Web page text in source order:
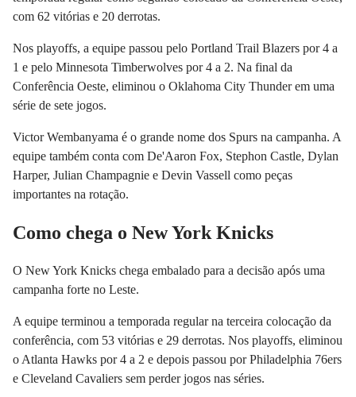
com 62 vitórias e 20 derrotas.
Nos playoffs, a equipe passou pelo Portland Trail Blazers por 4 a
1 e pelo Minnesota Timberwolves por 4 a 2. Na final da
Conferência Oeste, eliminou o Oklahoma City Thunder em uma
série de sete jogos.
Victor Wembanyama é o grande nome dos Spurs na campanha. A
equipe também conta com De'Aaron Fox, Stephon Castle, Dylan
Harper, Julian Champagnie e Devin Vassell como peças
importantes na rotação.
Como chega o New York Knicks
O New York Knicks chega embalado para a decisão após uma
campanha forte no Leste.
A equipe terminou a temporada regular na terceira colocação da
conferência, com 53 vitórias e 29 derrotas. Nos playoffs, eliminou
o Atlanta Hawks por 4 a 2 e depois passou por Philadelphia 76ers
e Cleveland Cavaliers sem perder jogos nas séries.